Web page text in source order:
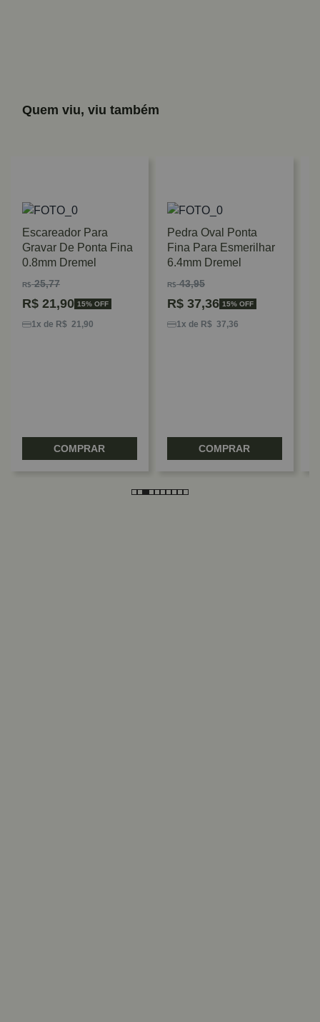
Quem viu, viu também
Escareador Para
Gravar De Ponta Fina
0.8mm Dremel
R$25,77
R$ 21,90 15% OFF
1x de R$ 21,90
COMPRAR
Pedra Oval Ponta
Fina Para Esmerilhar
6.4mm Dremel
R$43,95
R$ 37,36 15% OFF
1x de R$ 37,36
COMPRAR